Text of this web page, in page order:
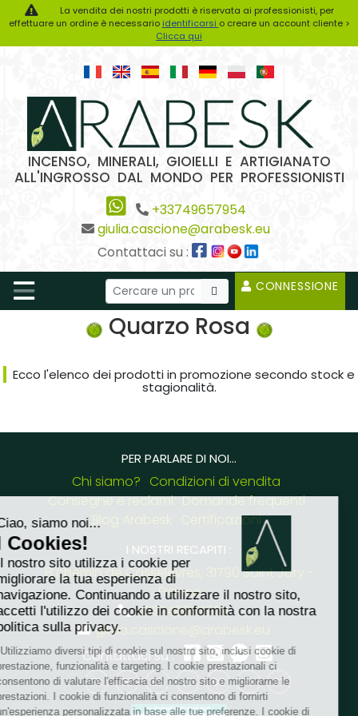
La vendita dei nostri prodotti è riservata ai professionisti, per
effettuare un ordine è necessario identificarsi o creare un account cliente >
Clicca qui
INCENSO, MINERALI, GIOIELLI E ARTIGIANATO
ALL'INGROSSO DAL MONDO PER PROFESSIONISTI
+33749657954
giulia.cascione@arabesk.eu
Contattaci su :
CONNESSIONE
Quarzo Rosa
Ecco l'elenco dei prodotti in promozione secondo stock e
stagionalità.
PER PARLARE DI NOI...
Chi siamo? Condizioni di vendita
Consegne e reclami Domande frequenti
Certificazioni
I NOSTRI RECAPITI :
8 chemin de Casselèvres, 31790 Saint Jory -
France
+33749657954
giulia.cascione@arabesk.eu
Contattaci su :
FR GB ES IT DE PL PT